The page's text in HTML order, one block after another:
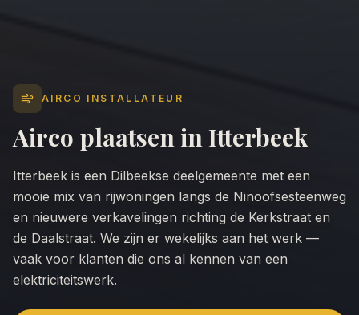
AIRCO INSTALLATEUR
Airco plaatsen inItterbeek
Itterbeek is een Dilbeekse deelgemeente met een
mooie mix van rijwoningen langs de Ninoofsesteenweg
en nieuwere verkavelingen richting de Kerkstraat en
de Daalstraat. We zijn er wekelijks aan het werk —
vaak voor klanten die ons al kennen van een
elektriciteitswerk.